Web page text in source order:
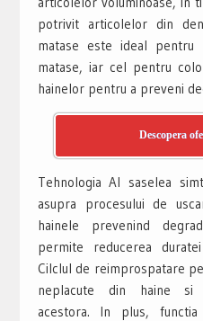
potrivit articolelor din
matase este ideal pentru
matase, iar cel pentru
hainelor pentru a preveni
Descopera
Tehnologia Al saselea
asupra procesului de
hainele prevenind
permite reducerea
Cilclul de reimprospatare
neplacute din haine si
acestora. In plus,